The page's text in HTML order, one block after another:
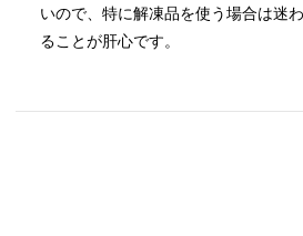
いので、特に解凍品を使う場合は迷
ることが肝心です。